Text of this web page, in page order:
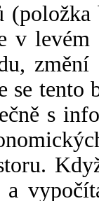
v
se tento
s